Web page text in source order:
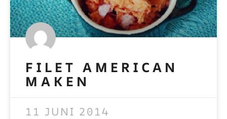
FILET AMERICAN
MAKEN
11 JUNI 2014